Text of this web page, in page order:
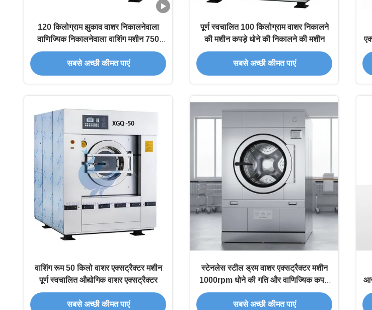
120 किलोग्राम झुकाव वाशर निकालनेवाला
वाणिज्यिक निकालनेवाला वाशिंग मशीन 750
आरपीएम / मिनट
सबसे अच्छी कीमत पाएं
पूर्ण स्वचालित 100 किलोग्राम वाशर निकालने
की मशीन कपड़े धोने की निकालने की मशीन
सबसे अच्छी कीमत पाएं
वाशिंग रूम 50 किलो वाशर एक्सट्रैक्टर मशीन
पूर्ण स्वचालित औद्योगिक वाशर एक्सट्रैक्टर
सबसे अच्छी कीमत पाएं
स्टेनलेस स्टील ड्रम वाशर एक्सट्रैक्टर मशीन
1000rpm धोने की गति और वाणिज्यिक कपड़े
धोने के लिए 50-150 लीटर पानी की खपत के
साथ
सबसे अच्छी कीमत पाएं